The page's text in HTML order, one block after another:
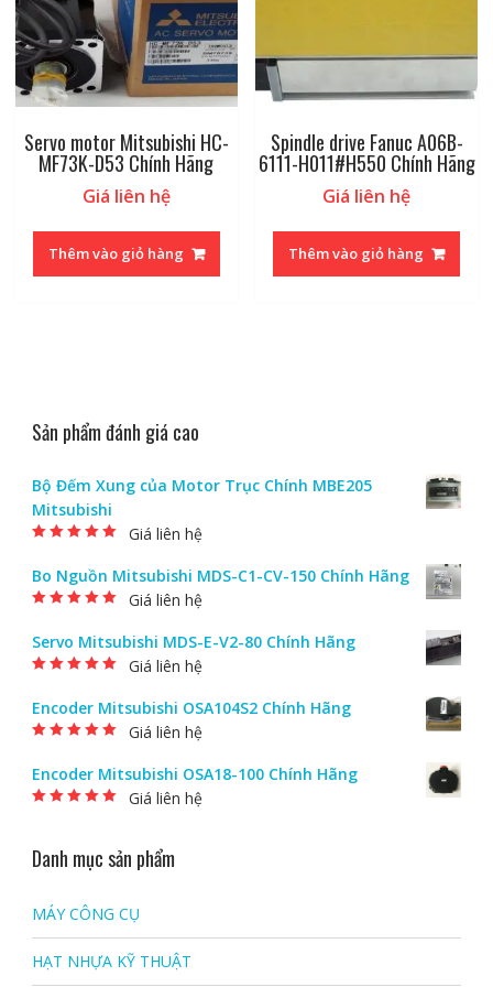
Servo motor Mitsubishi HC-
MF73K-D53 Chính Hãng
Giá liên hệ
Thêm vào giỏ hàng
Spindle drive Fanuc A06B-
6111-H011#H550 Chính Hãng
Giá liên hệ
Thêm vào giỏ hàng
Sản phẩm đánh giá cao
Bộ Đếm Xung của Motor Trục Chính MBE205
Mitsubishi
Giá liên hệ
Bo Nguồn Mitsubishi MDS-C1-CV-150 Chính Hãng
Giá liên hệ
Servo Mitsubishi MDS-E-V2-80 Chính Hãng
Giá liên hệ
Encoder Mitsubishi OSA104S2 Chính Hãng
Giá liên hệ
Encoder Mitsubishi OSA18-100 Chính Hãng
Giá liên hệ
Danh mục sản phẩm
MÁY CÔNG CỤ
HẠT NHỰA KỸ THUẬT